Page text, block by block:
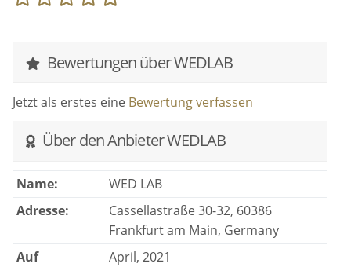
Bewertungen über WEDLAB
Jetzt als erstes eine Bewertung verfassen
Über den Anbieter WEDLAB
Name:
WED LAB
Adresse:
Cassellastraße 30-32, 60386
Frankfurt am Main, Germany
Auf
April, 2021